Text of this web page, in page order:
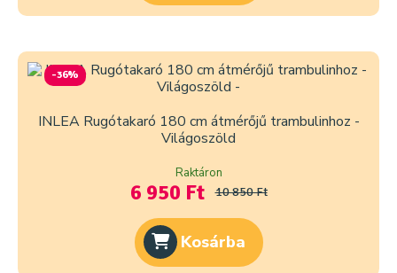
-36%
INLEA Rugótakaró 180 cm átmérőjű trambulinhoz -
Világoszöld
Raktáron
6 950 Ft 10 850 Ft
Kosárba